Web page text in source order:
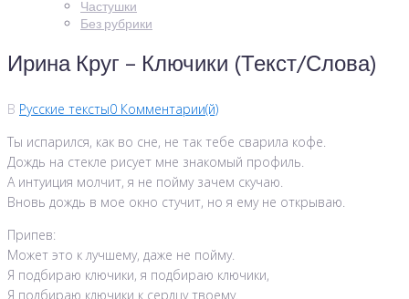
Частушки
Без рубрики
Ирина Круг – Ключики (Текст/Слова)
В Русские тексты0 Комментарии(й)
Ты испарился, как во сне, не так тебе сварила кофе.
Дождь на стекле рисует мне знакомый профиль.
А интуиция молчит, я не пойму зачем скучаю.
Вновь дождь в мое окно стучит, но я ему не открываю.
Припев:
Может это к лучшему, даже не пойму.
Я подбираю ключики, я подбираю ключики,
Я подбираю ключики к сердцу твоему.